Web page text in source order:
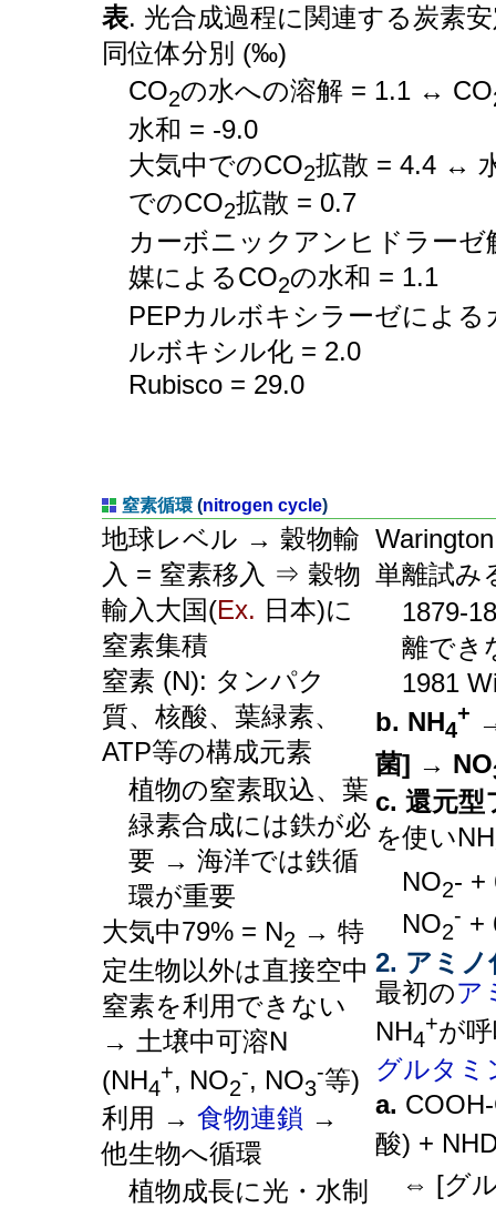
表. 光合成過程に関連する炭素
同位体分別 (‰)
CO2の水への溶解 = 1.1 ↔ CO
水和 = -9.0
大気中でのCO2拡散 = 4.4 ↔
でのCO2拡散 = 0.7
カーボニックアンヒドラーゼ
媒によるCO2の水和 = 1.1
PEPカルボキシラーゼによる
ルボキシル化 = 2.0
Rubisco = 29.0
窒素循環 (nitrogen cycle)
地球レベル → 穀物輸
入 = 窒素移入 ⇒ 穀物
輸入大国(Ex. 日本)に
窒素集積
窒素 (N): タンパク
質、核酸、葉緑素、
ATP等の構成元素
植物の窒素取込、葉
緑素合成には鉄が必
要 → 海洋では鉄循
環が重要
大気中79% = N2 → 特
定生物以外は直接空中
窒素を利用できない
→ 土壌中可溶N
(NH4
+, NO2
-, NO3
-等)
利用 → 食物連鎖 →
他生物へ循環
植物成長に光・水制
単離試み
1879-
離で
1981
b. NH4
+
菌] → NO
c. 還元型
を使いNH
NO2- +
NO2
- +
2. アミ
最初のア
NH4
+が
グルタミ
a.
酸) +
⇔ [グ